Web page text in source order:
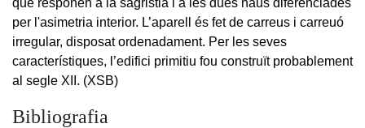
que responen a la sagristia i a les dues naus diferenciades
per l'asimetria interior. L’aparell és fet de carreus i carreuó
irregular, disposat ordenadament. Per les seves
característiques, l’edifici primitiu fou construït probablement
al segle XII. (XSB)
Bibliografia